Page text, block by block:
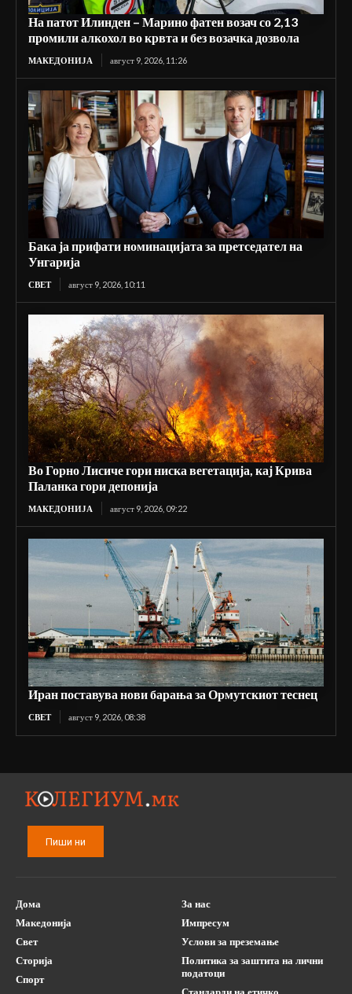
На патот Илинден – Марино фатен возач со 2,13
промили алкохол во крвта и без возачка дозвола
МАКЕДОНИЈА август 9, 2026, 11:26
Бака ја прифати номинацијата за претседател на
Унгарија
СВЕТ август 9, 2026, 10:11
Во Горно Лисиче гори ниска вегетација, кај Крива
Паланка гори депонија
МАКЕДОНИЈА август 9, 2026, 09:22
Иран поставува нови барања за Ормутскиот теснец
СВЕТ август 9, 2026, 08:38
Пиши ни
Дома
Македонија
Свет
Сторија
Спорт
За нас
Импресум
Услови за преземање
Политика за заштита на лични
податоци